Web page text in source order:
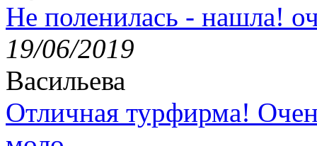
Не поленилась - нашла!
19/06/2019
Васильева
Отличная турфирма!